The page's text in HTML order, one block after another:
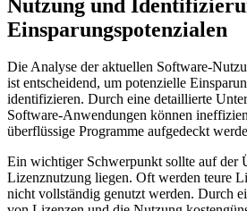
Nutzung und
Einsparungspotenzialen
Die Analyse der aktuellen Software-
‍ist entscheidend, um ‍potenzielle
identifizieren. Durch eine detaillierte
Software-Anwendungen können
überflüssige Programme aufgedeckt⁤
Ein ‍wichtiger Schwerpunkt sollte auf der
Lizenznutzung liegen. ⁢Oft werden teure
nicht vollständig genutzt ⁢werden. Durch⁢